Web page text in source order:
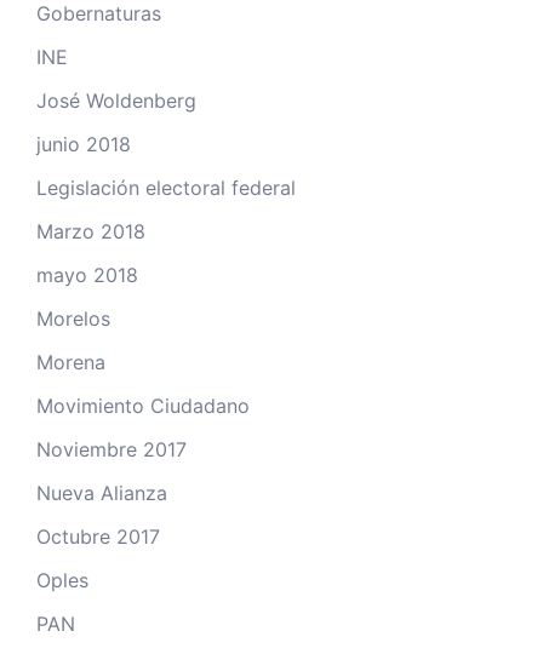
Gobernaturas
INE
José Woldenberg
junio 2018
Legislación electoral federal
Marzo 2018
mayo 2018
Morelos
Morena
Movimiento Ciudadano
Noviembre 2017
Nueva Alianza
Octubre 2017
Oples
PAN